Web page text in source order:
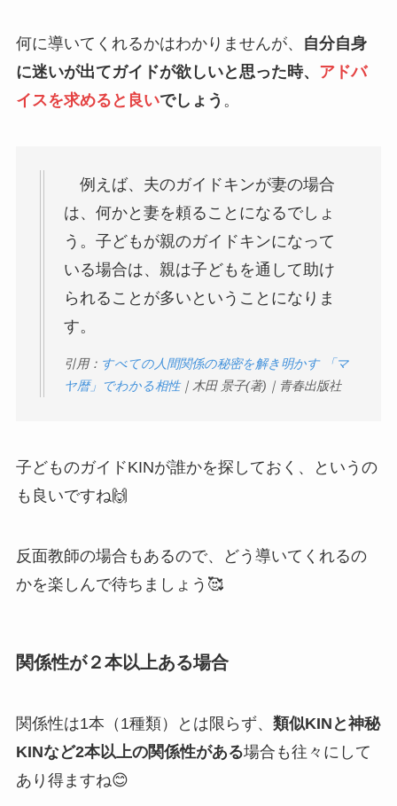
何に導いてくれるかはわかりませんが、
自分自身
に迷いが出てガイドが欲しいと思った時、 アドバ
イスを求めると良いでしょう 。
例えば、夫のガイドキンが妻の場合
は、何かと妻を頼ることになるでしょ
う。子どもが親のガイドキンになって
いる場合は、親は子どもを通して助け
られることが多いということになりま
す。
引用： すべての人間関係の秘密を解き明かす 「マ
ヤ暦」でわかる相性｜木田 景子(著)｜青春出版社
子どものガイドKINが誰かを探しておく、というの
も良いですね🙌
反面教師の場合もあるので、どう導いてくれるの
かを楽しんで待ちましょう🥰
関係性が２本以上ある場合
関係性は1本（1種類）とは限らず、 類似KINと神秘
KINなど2本以上の関係性がある場合も往々にして
あり得ますね😊